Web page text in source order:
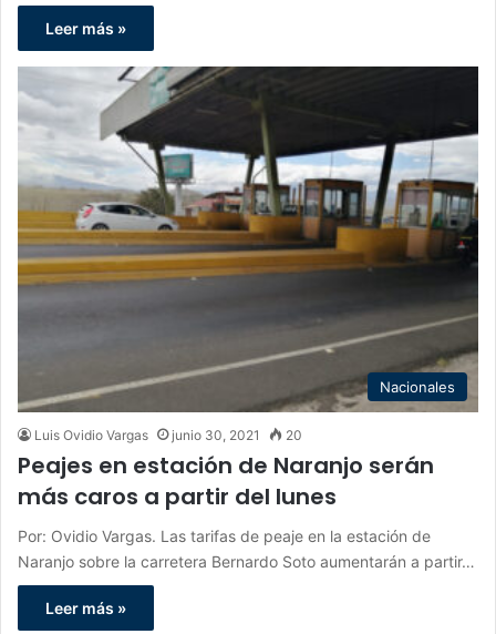
Leer más »
Nacionales
Luis Ovidio Vargas junio 30, 2021 20
Peajes en estación de Naranjo serán
más caros a partir del lunes
Por: Ovidio Vargas. Las tarifas de peaje en la estación de
Naranjo sobre la carretera Bernardo Soto aumentarán a partir…
Leer más »